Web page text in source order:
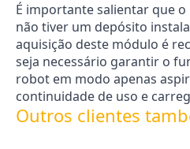
É importante salientar que
não tiver um depósito
aquisição deste módulo é
seja necessário garantir o
robot em modo apenas
continuidade de uso e
Outros clientes